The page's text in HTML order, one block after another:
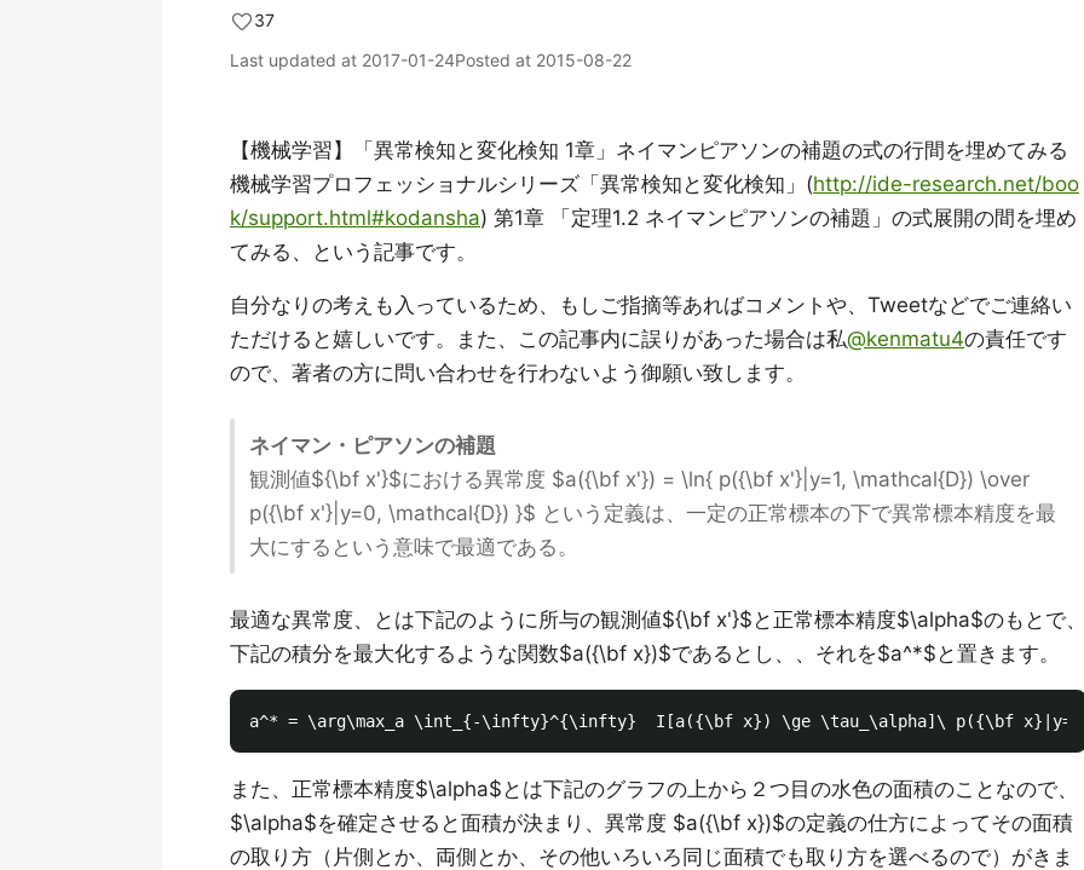
37
Last updated at 2017-01-24Posted at 2015-08-22
【機械学習】「異常検知と変化検知 1章」ネイマンピアソンの補題の式の行間を埋めてみる
機械学習プロフェッショナルシリーズ「異常検知と変化検知」(http://ide-research.net/boo
k/support.html#kodansha) 第1章 「定理1.2 ネイマンピアソンの補題」の式展開の間を埋め
てみる、という記事です。
自分なりの考えも入っているため、もしご指摘等あればコメントや、Tweetなどでご連絡い
ただけると嬉しいです。また、この記事内に誤りがあった場合は私@kenmatu4の責任です
ので、著者の方に問い合わせを行わないよう御願い致します。
ネイマン・ピアソンの補題
観測値${\bf x'}$における異常度 $a({\bf x'}) = \ln{ p({\bf x'}|y=1, \mathcal{D}) \over
p({\bf x'}|y=0, \mathcal{D}) }$ という定義は、一定の正常標本の下で異常標本精度を最
大にするという意味で最適である。
最適な異常度、とは下記のように所与の観測値${\bf x'}$と正常標本精度$\alpha$のもとで
下記の積分を最大化するような関数$a({\bf x})$であるとし、、それを$a^*$と置きます。
また、正常標本精度$\alpha$とは下記のグラフの上から２つ目の水色の面積のことなので、
$\alpha$を確定させると面積が決まり、異常度 $a({\bf x})$の定義の仕方によってその面積
の取り方（片側とか、両側とか、その他いろいろ同じ面積でも取り方を選べるので）がきま